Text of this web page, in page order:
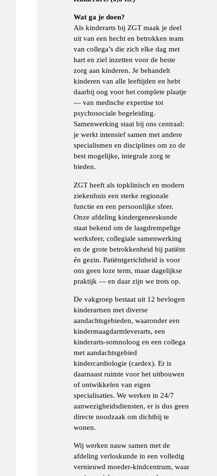
Wat ga je doen?
Als kinderarts bij ZGT maak je deel
uit van een hecht en betrokken team
van collega’s die zich elke dag met
hart en ziel inzetten voor de beste
zorg aan kinderen. Je behandelt
kinderen van alle leeftijden en hebt
daarbij oog voor het complete plaatje
— van medische expertise tot
psychosociale begeleiding.
Samenwerking staat bij ons centraal:
je werkt intensief samen met andere
specialismen en disciplines om zo de
best mogelijke, integrale zorg te
bieden.
ZGT heeft als topklinisch en modern
ziekenhuis een sterke regionale
functie en een persoonlijke sfeer.
Onze afdeling kindergeneeskunde
staat bekend om de laagdrempelige
werksfeer, collegiale samenwerking
en de grote betrokkenheid bij patiënt
én gezin. Patiëntgerichtheid is voor
ons geen loze term, maar dagelijkse
praktijk — en daar zijn we trots op.
De vakgroep bestaat uit 12 bevlogen
kinderartsen met diverse
aandachtsgebieden, waaronder een
kindermaagdarmleverarts, een
kinderarts-somnoloog en een collega
met aandachtsgebied
kindercardiologie (cardex). Er is
daarnaast ruimte voor het uitbouwen
of ontwikkelen van eigen
specialisaties. We werken in 24/7
aanwezigheidsdiensten, er is dus geen
directe noodzaak om dichtbij te
wonen.
Wij werken nauw samen met de
afdeling verloskunde in een volledig
vernieuwd moeder-kindcentrum, waar